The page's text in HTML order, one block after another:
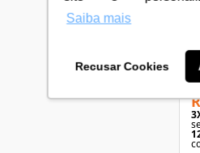
Saiba mais
Recusar Cookies
3